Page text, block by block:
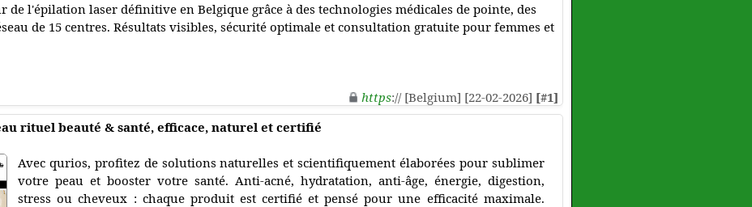
de l'épilation laser définitive en Belgique grâce à des technologies médicales de pointe, des
de 15 centres. Résultats visibles, sécurité optimale et consultation gratuite pour femmes et
https:// [Belgium] [22-02-2026] [#1]
rituel beauté & santé, efficace, naturel et certifié
Avec qurios, profitez de solutions naturelles et scientifiquement élaborées pour sublimer
votre peau et booster votre santé. Anti-acné, hydratation, anti-âge, énergie, digestion,
stress ou cheveux : chaque produit est certifié et pensé pour une efficacité maximale.